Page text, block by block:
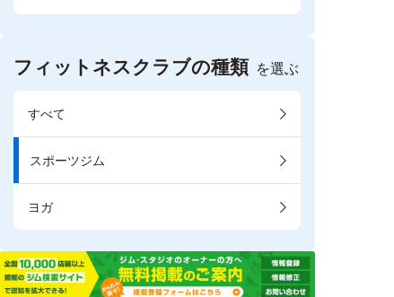
フィットネスクラブの種類 を選ぶ
すべて
スポーツジム
ヨガ